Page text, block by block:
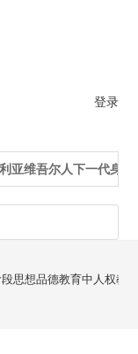
登录
维吾尔人下一代身份认
思想品德教育中人权教